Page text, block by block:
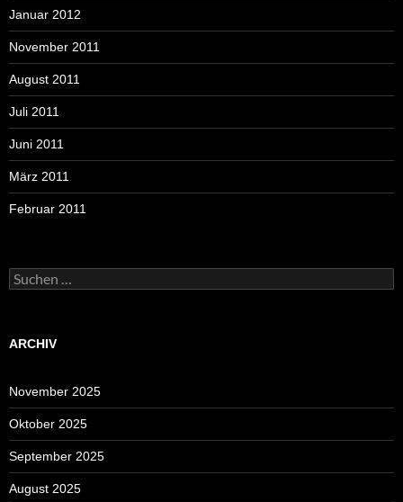
Januar 2012
November 2011
August 2011
Juli 2011
Juni 2011
März 2011
Februar 2011
Suchen
nach:
ARCHIV
November 2025
Oktober 2025
September 2025
August 2025